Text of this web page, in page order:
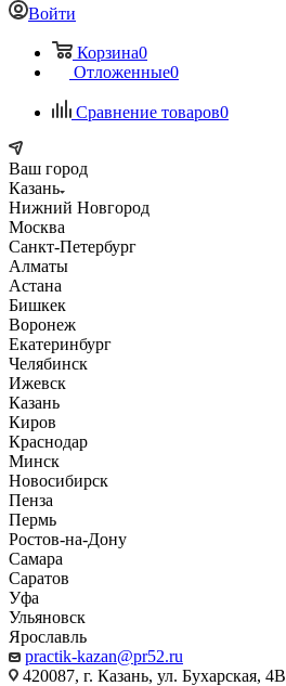
Войти
Корзина0
Отложенные0
Сравнение товаров0
Ваш город
Казань
Нижний Новгород
Москва
Санкт-Петербург
Алматы
Астана
Бишкек
Воронеж
Екатеринбург
Челябинск
Ижевск
Казань
Киров
Краснодар
Минск
Новосибирск
Пенза
Пермь
Ростов-на-Дону
Самара
Саратов
Уфа
Ульяновск
Ярославль
practik-kazan@pr52.ru
420087, г. Казань, ул. Бухарская, 4В